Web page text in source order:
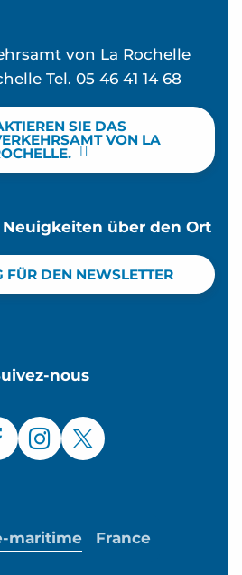
von La Rochelle
Tel. 05 46 41 14 68
SIE DAS
VON LA
Neuigkeiten über den Ort
DEN NEWSLETTER
nous
maritime France